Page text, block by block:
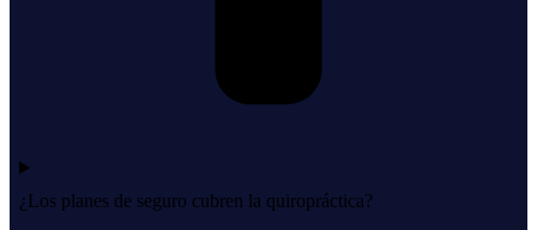
¿Los planes de seguro cubren la quiropráctica?